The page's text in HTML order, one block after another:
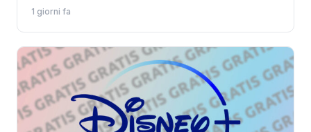
1 giorni fa